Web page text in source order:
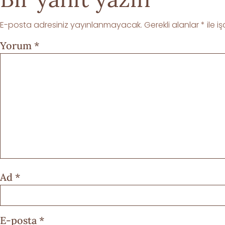
E-posta adresiniz yayınlanmayacak. Gerekli alanlar* ile
Yorum *
Ad *
E-posta *